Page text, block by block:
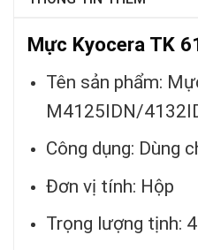
Mực Kyocera TK
Tên sản phẩm:
M4125IDN/
Công dụng: Dùng
Đơn vị tính: Hộp
Trọng lượng tịnh: